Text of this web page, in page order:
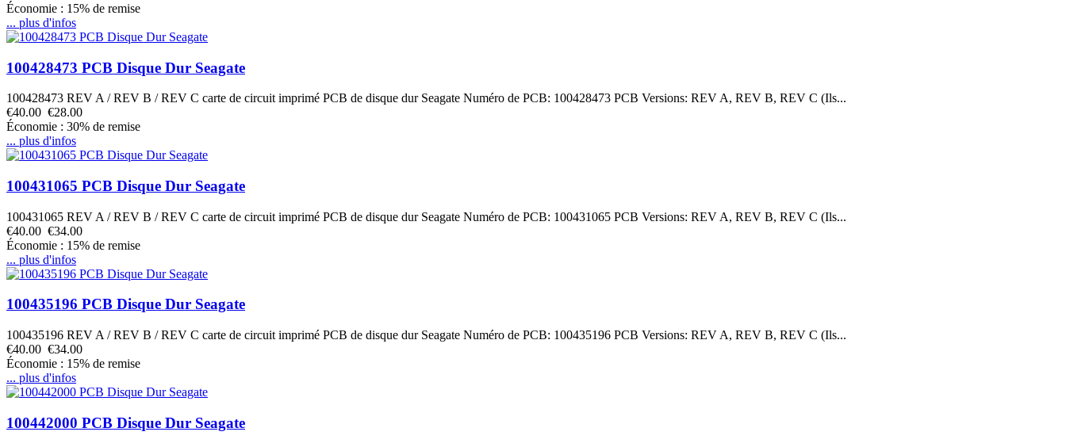
Économie : 15% de remise
... plus d'infos
100428473 PCB Disque Dur Seagate
100428473 REV A / REV B / REV C carte de circuit imprimé PCB de disque dur Seagate Numéro de PCB: 100428473 PCB Versions: REV A, REV B, REV C (Ils...
€40.00 €28.00
Économie : 30% de remise
... plus d'infos
100431065 PCB Disque Dur Seagate
100431065 REV A / REV B / REV C carte de circuit imprimé PCB de disque dur Seagate Numéro de PCB: 100431065 PCB Versions: REV A, REV B, REV C (Ils...
€40.00 €34.00
Économie : 15% de remise
... plus d'infos
100435196 PCB Disque Dur Seagate
100435196 REV A / REV B / REV C carte de circuit imprimé PCB de disque dur Seagate Numéro de PCB: 100435196 PCB Versions: REV A, REV B, REV C (Ils...
€40.00 €34.00
Économie : 15% de remise
... plus d'infos
100442000 PCB Disque Dur Seagate